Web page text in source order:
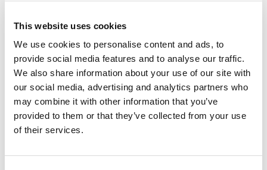
This website uses cookies
We use cookies to personalise content and ads, to
provide social media features and to analyse our traffic.
We also share information about your use of our site with
our social media, advertising and analytics partners who
may combine it with other information that you’ve
provided to them or that they’ve collected from your use
of their services.
Thule Omnistor 6300/6200/9200のオーニングにThule
オーニングテントを取り付けるためのプロファイル。